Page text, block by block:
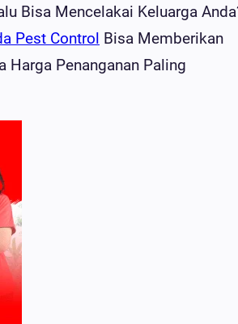
Bisa Mencelakai Keluarga
Pest Control Bisa Memberikan
Harga Penanganan Paling